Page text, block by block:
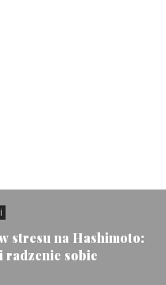
stresu na Hashimoto:
radzenie sobie